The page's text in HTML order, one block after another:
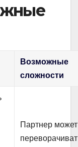
Возможные
сложности
Партнер может